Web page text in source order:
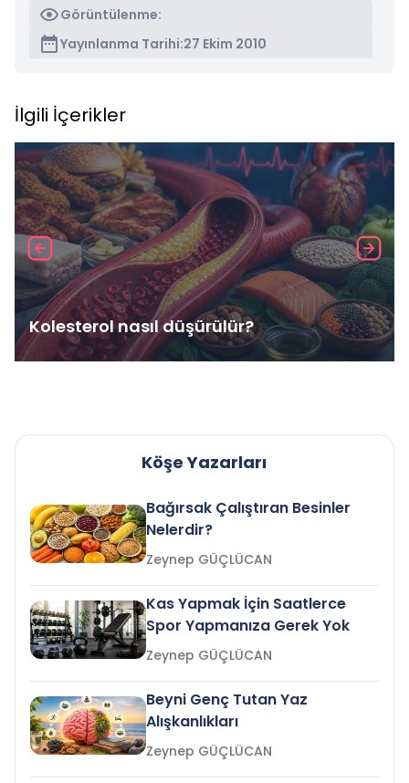
Görüntülenme:
Yayınlanma Tarihi:27 Ekim 2010
İlgili İçerikler
Kolesterol nasıl düşürülür?
Köşe Yazarları
Bağırsak Çalıştıran Besinler
Nelerdir?
Zeynep GÜÇLÜCAN
Kas Yapmak İçin Saatlerce
Spor Yapmanıza Gerek Yok
Zeynep GÜÇLÜCAN
Beyni Genç Tutan Yaz
Alışkanlıkları
Zeynep GÜÇLÜCAN